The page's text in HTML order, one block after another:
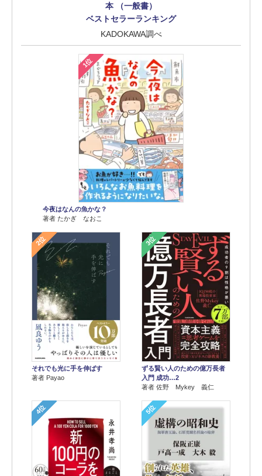
本 （一般書）
ベストセラーランキング
KADOKAWA調べ
1位
今夜はなんの魚かな？
著者 たかぎ なおこ
2位
それでも光に手を伸ばす
著者 Payao
3位
ずる賢い人のための億万長者
入門 成功…2
著者 佐野 Mykey 義仁
4位 5位